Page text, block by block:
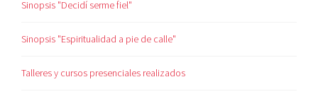
Sinopsis "Decidí serme fiel"
Sinopsis "Espiritualidad a pie de calle"
Talleres y cursos presenciales realizados